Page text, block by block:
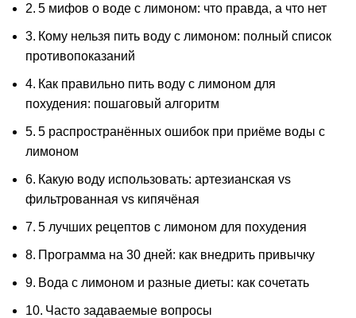
5 мифов о воде с лимоном: что правда, а что нет
Кому нельзя пить воду с лимоном: полный список
противопоказаний
Как правильно пить воду с лимоном для
похудения: пошаговый алгоритм
5 распространённых ошибок при приёме воды с
лимоном
Какую воду использовать: артезианская vs
фильтрованная vs кипячёная
5 лучших рецептов с лимоном для похудения
Программа на 30 дней: как внедрить привычку
Вода с лимоном и разные диеты: как сочетать
Часто задаваемые вопросы